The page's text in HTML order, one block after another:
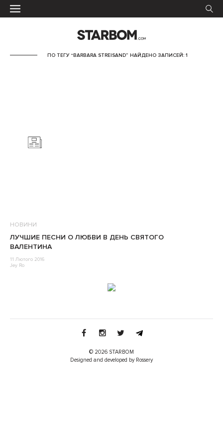
ПО ТЕГУ “BARBARA STREISAND” НАЙДЕНО ЗАПИСЕЙ: 1
НОВИНИ
ЛУЧШИЕ ПЕСНИ О ЛЮБВИ В ДЕНЬ СВЯТОГО
ВАЛЕНТИНА
11 Лютого 2016
Jey Ro
© 2026 STARBOM
Designed and developed by Rossery